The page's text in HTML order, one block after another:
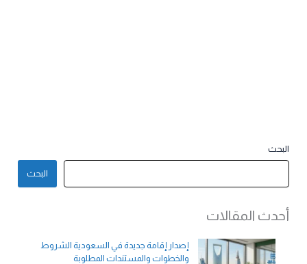
البحث
البحث
أحدث المقالات
إصدار إقامة جديدة في السعودية الشروط
والخطوات والمستندات المطلوبة